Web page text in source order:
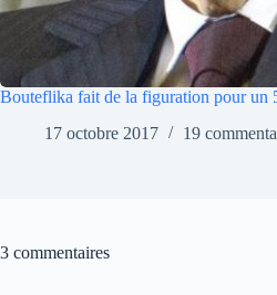
Bouteflika fait de la figuration pour un
17 octobre 2017
19
3 commentaires